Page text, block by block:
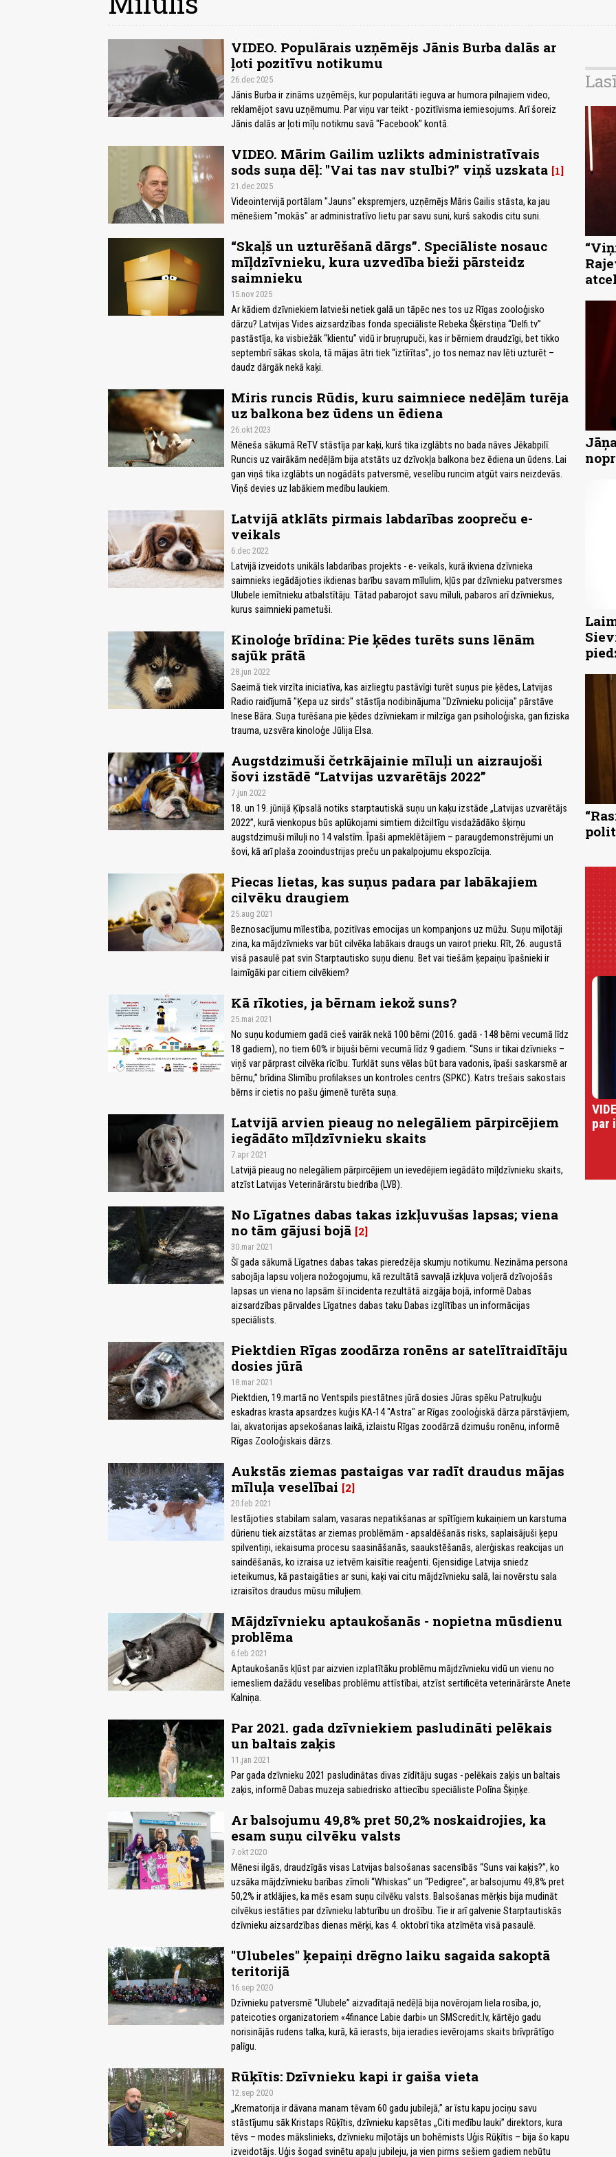
VIDEO. Populārais uzņēmējs Jānis Burba dalās ar
ļoti pozitīvu notikumu
26.dec 2025
Jānis Burba ir zināms uzņēmējs, kur popularitāti ieguva ar humora pilnajiem video,
reklamējot savu uzņēmumu. Par viņu var teikt - pozitīvisma iemiesojums. Arī šoreiz
Jānis dalās ar ļoti mīļu notikmu savā "Facebook" kontā.
VIDEO. Mārim Gailim uzlikts administratīvais
sods suņa dēļ: "Vai tas nav stulbi?" viņš uzskata 1
21.dec 2025
Videointervijā portālam "Jauns" ekspremjers, uzņēmējs Māris Gailis stāsta, ka jau
mēnešiem "mokās" ar administratīvo lietu par savu suni, kurš sakodis citu suni.
“Skaļš un uzturēšanā dārgs”. Speciāliste nosauc
mīļdzīvnieku, kura uzvedība bieži pārsteidz
saimnieku
15.nov 2025
Ar kādiem dzīvniekiem latvieši netiek galā un tāpēc nes tos uz Rīgas zooloģisko
dārzu? Latvijas Vides aizsardzības fonda speciāliste Rebeka Šķērstiņa “Delfi.tv”
pastāstīja, ka visbiežāk “klientu” vidū ir bruņrupuči, kas ir bērniem draudzīgi, bet tikko
septembrī sākas skola, tā mājas ātri tiek “iztīrītas”, jo tos nemaz nav lēti uzturēt –
daudz dārgāk nekā kaķi.
Miris runcis Rūdis, kuru saimniece nedēļām turēja
uz balkona bez ūdens un ēdiena
26.okt 2023
Mēneša sākumā ReTV stāstīja par kaķi, kurš tika izglābts no bada nāves Jēkabpilī.
Runcis uz vairākām nedēļām bija atstāts uz dzīvokļa balkona bez ēdiena un ūdens. Lai
gan viņš tika izglābts un nogādāts patversmē, veselību runcim atgūt vairs neizdevās.
Viņš devies uz labākiem medību laukiem.
Latvijā atklāts pirmais labdarības zoopreču e-
veikals
6.dec 2022
Latvijā izveidots unikāls labdarības projekts - e- veikals, kurā ikviena dzīvnieka
saimnieks iegādājoties ikdienas barību savam mīlulim, kļūs par dzīvnieku patversmes
Ulubele iemītnieku atbalstītāju. Tātad pabarojot savu mīluli, pabaros arī dzīvniekus,
kurus saimnieki pametuši.
Kinoloģe brīdina: Pie ķēdes turēts suns lēnām
sajūk prātā
28.jun 2022
Saeimā tiek virzīta iniciatīva, kas aizliegtu pastāvīgi turēt suņus pie ķēdes, Latvijas
Radio raidījumā "Ķepa uz sirds" stāstīja nodibinājuma "Dzīvnieku policija" pārstāve
Inese Bāra. Suņa turēšana pie ķēdes dzīvniekam ir milzīga gan psiholoģiska, gan fiziska
trauma, uzsvēra kinoloģe Jūlija Elsa.
Augstdzimuši četrkājainie mīluļi un aizraujoši
šovi izstādē “Latvijas uzvarētājs 2022”
7.jun 2022
18. un 19. jūnijā Ķīpsalā notiks starptautiskā suņu un kaķu izstāde „Latvijas uzvarētājs
2022”, kurā vienkopus būs aplūkojami simtiem dižciltīgu visdažādāko šķirņu
augstdzimuši mīluļi no 14 valstīm. Īpaši apmeklētājiem – paraugdemonstrējumi un
šovi, kā arī plaša zooindustrijas preču un pakalpojumu ekspozīcija.
Piecas lietas, kas suņus padara par labākajiem
cilvēku draugiem
25.aug 2021
Beznosacījumu mīlestība, pozitīvas emocijas un kompanjons uz mūžu. Suņu mīļotāji
zina, ka mājdzīvnieks var būt cilvēka labākais draugs un vairot prieku. Rīt, 26. augustā
visā pasaulē pat svin Starptautisko suņu dienu. Bet vai tiešām ķepaiņu īpašnieki ir
laimīgāki par citiem cilvēkiem?
Kā rīkoties, ja bērnam iekož suns?
25.mai 2021
No suņu kodumiem gadā cieš vairāk nekā 100 bērni (2016. gadā - 148 bērni vecumā līdz
18 gadiem), no tiem 60% ir bijuši bērni vecumā līdz 9 gadiem. “Suns ir tikai dzīvnieks –
viņš var pārprast cilvēka rīcību. Turklāt suns vēlas būt bara vadonis, īpaši saskarsmē ar
bērnu,” brīdina Slimību profilakses un kontroles centrs (SPKC). Katrs trešais sakostais
bērns ir cietis no pašu ģimenē turēta suņa.
Latvijā arvien pieaug no nelegāliem pārpircējiem
iegādāto mīļdzīvnieku skaits
7.apr 2021
Latvijā pieaug no nelegāliem pārpircējiem un ievedējiem iegādāto mīļdzīvnieku skaits,
atzīst Latvijas Veterinārārstu biedrība (LVB).
No Līgatnes dabas takas izkļuvušas lapsas; viena
no tām gājusi bojā 2
30.mar 2021
Šī gada sākumā Līgatnes dabas takas pieredzēja skumju notikumu. Nezināma persona
sabojāja lapsu voljera nožogojumu, kā rezultātā savvaļā izkļuva voljerā dzīvojošās
lapsas un viena no lapsām šī incidenta rezultātā aizgāja bojā, informē Dabas
aizsardzības pārvaldes Līgatnes dabas taku Dabas izglītības un informācijas
speciālists.
Piektdien Rīgas zoodārza ronēns ar satelītraidītāju
dosies jūrā
18.mar 2021
Piektdien, 19.martā no Ventspils piestātnes jūrā dosies Jūras spēku Patruļkuģu
eskadras krasta apsardzes kuģis KA-14 "Astra" ar Rīgas zooloģiskā dārza pārstāvjiem,
lai, akvatorijas apsekošanas laikā, izlaistu Rīgas zoodārzā dzimušu ronēnu, informē
Rīgas Zooloģiskais dārzs.
Aukstās ziemas pastaigas var radīt draudus mājas
mīluļa veselībai 2
20.feb 2021
Iestājoties stabilam salam, vasaras nepatikšanas ar spītīgiem kukaiņiem un karstuma
dūrienu tiek aizstātas ar ziemas problēmām - apsaldēšanās risks, saplaisājuši ķepu
spilventiņi, iekaisuma procesu saasināšanās, saaukstēšanās, alerģiskas reakcijas un
saindēšanās, ko izraisa uz ietvēm kaisītie reaģenti. Gjensidige Latvija sniedz
ieteikumus, kā pastaigāties ar suni, kaķi vai citu mājdzīvnieku salā, lai novērstu sala
izraisītos draudus mūsu mīluļiem.
Mājdzīvnieku aptaukošanās - nopietna mūsdienu
problēma
6.feb 2021
Aptaukošanās kļūst par aizvien izplatītāku problēmu mājdzīvnieku vidū un vienu no
iemesliem dažādu veselības problēmu attīstībai, atzīst sertificēta veterinārārste Anete
Kalniņa.
Par 2021. gada dzīvniekiem pasludināti pelēkais
un baltais zaķis
11.jan 2021
Par gada dzīvnieku 2021 pasludinātas divas zīdītāju sugas - pelēkais zaķis un baltais
zaķis, informē Dabas muzeja sabiedrisko attiecību speciāliste Polīna Šķiņķe.
Ar balsojumu 49,8% pret 50,2% noskaidrojies, ka
esam suņu cilvēku valsts
7.okt 2020
Mēnesi ilgās, draudzīgās visas Latvijas balsošanas sacensībās “Suns vai kaķis?”, ko
uzsāka mājdzīvnieku barības zīmoli “Whiskas” un “Pedigree”, ar balsojumu 49,8% pret
50,2% ir atklājies, ka mēs esam suņu cilvēku valsts. Balsošanas mērķis bija mudināt
cilvēkus iestāties par dzīvnieku labturību un drošību. Tie ir arī galvenie Starptautiskās
dzīvnieku aizsardzības dienas mērķi, kas 4. oktobrī tika atzīmēta visā pasaulē.
"Ulubeles" ķepaiņi drēgno laiku sagaida sakoptā
teritorijā
16.sep 2020
Dzīvnieku patversmē “Ulubele” aizvadītajā nedēļā bija novērojam liela rosība, jo,
pateicoties organizatoriem «4finance Labie darbi» un SMScredit.lv, kārtējo gadu
norisinājās rudens talka, kurā, kā ierasts, bija ieradies ievērojams skaits brīvprātīgo
palīgu.
Rūķītis: Dzīvnieku kapi ir gaiša vieta
12.sep 2020
„Krematorija ir dāvana manam tēvam 60 gadu jubilejā,” ar īstu kapu jociņu savu
stāstījumu sāk Kristaps Rūķītis, dzīvnieku kapsētas „Citi medību lauki” direktors, kura
tēvs – modes mākslinieks, dzīvnieku mīļotājs un bohēmists Uģis Rūķītis – bija šo kapu
izveidotājs. Uģis šogad svinētu apaļu jubileju, ja vien pirms sešiem gadiem nebūtu
par